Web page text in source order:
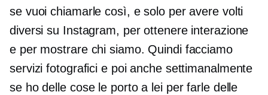
se vuoi chiamarle così, e solo per avere volti
diversi su Instagram, per ottenere interazione
e per mostrare chi siamo. Quindi facciamo
servizi fotografici e poi anche settimanalmente
se ho delle cose le porto a lei per farle delle